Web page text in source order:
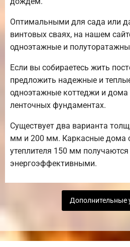
Оптимальными для сада или
винтовых сваях, на нашем
одноэтажные и
Если вы собираетесь жить
предложить надежные и
одноэтажные коттеджи и дома
ленточных фундаментах.
Существует два варианта
мм и 200 мм. Каркасные дома
утеплителя 150 мм
энергоэффективными.
Дополнительные